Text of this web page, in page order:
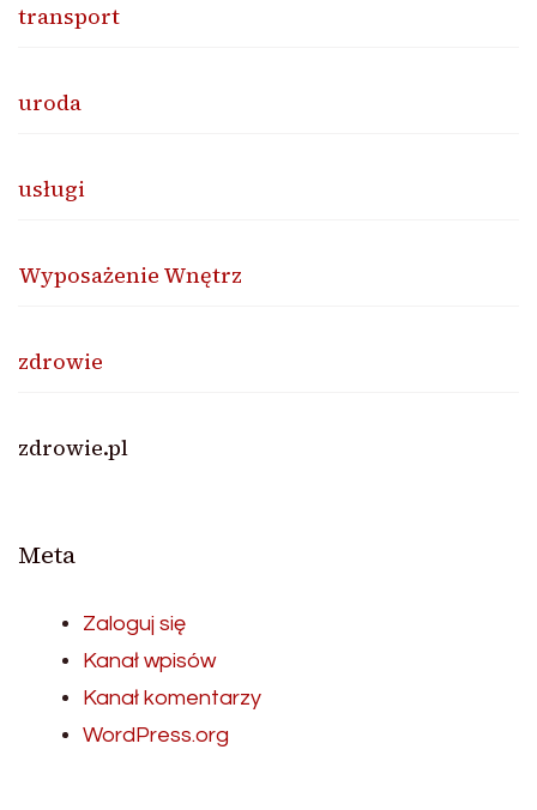
transport
uroda
usługi
Wyposażenie Wnętrz
zdrowie
zdrowie.pl
Meta
Zaloguj się
Kanał wpisów
Kanał komentarzy
WordPress.org